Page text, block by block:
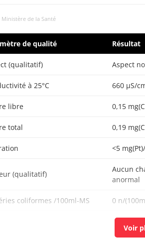
Ministère de la Santé
de qualité Résultat
(qualitatif) Aspect
à 25°C 660 µS/
libre 0,15
total 0,19
<5
(qualitatif)
Aucun
anormal
coliformes /100ml-MS 0 n/
3 n/mL